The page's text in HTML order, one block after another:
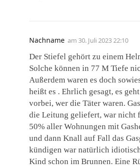
Nachname am 30. Juli 2023 22:10
Der Stiefel gehört zu einem
Solche können in 77 M Tiefe
Außerdem waren es doch
heißt es . Ehrlich gesagt, es
vorbei, wer die Täter waren.
die Leitung geliefert, war nicht
50% aller Wohnungen mit
und dann Knall auf Fall das
kündigen war natürlich
Kind schon im Brunnen. Eine